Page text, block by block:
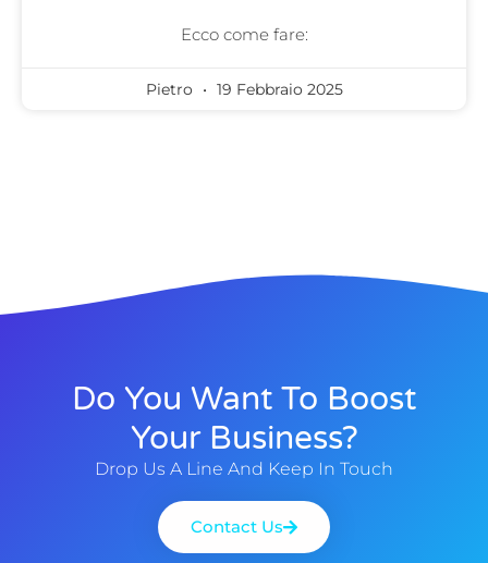
Ecco come fare:
Pietro 19 Febbraio 2025
Do You Want To Boost
Your Business?
Drop Us A Line And Keep In Touch
Contact Us